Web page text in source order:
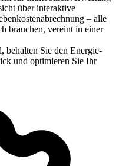
über interaktive
– alle
brauchen, vereint in einer
behalten Sie den Energie-
und optimieren Sie Ihr